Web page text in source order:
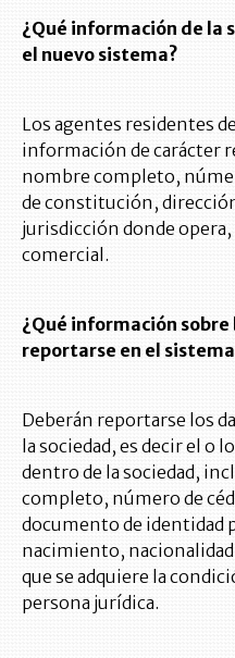
¿Qué información de la
el nuevo sistema?
Los agentes residentes
información de carácter
nombre completo,
de constitución,
jurisdicción donde opera,
comercial.
¿Qué información
reportarse en el
Deberán reportarse los
la sociedad, es decir el o
dentro de la sociedad,
completo, número de
documento de identidad
nacimiento,
que se adquiere la
persona jurídica.